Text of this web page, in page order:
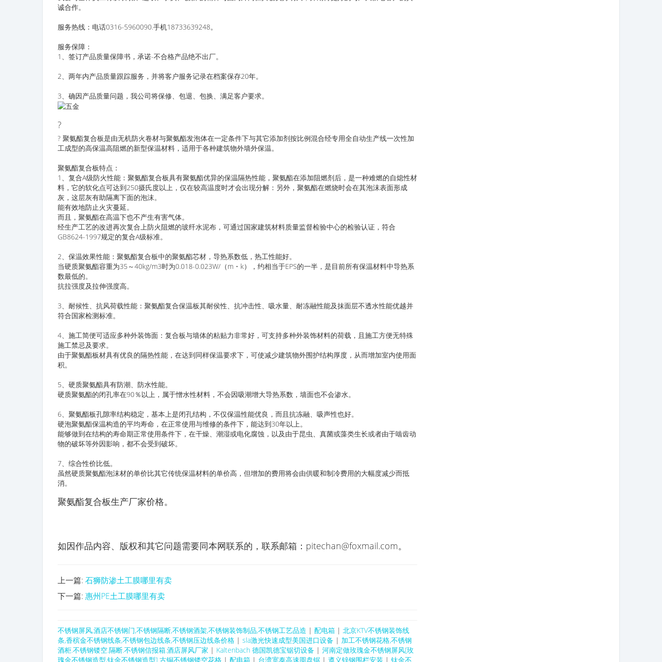
诚合作。
服务热线：电话0316-5960090.手机18733639248。
服务保障：
1、签订产品质量保障书，承诺-不合格产品绝不出厂。
2、两年内产品质量跟踪服务，并将客户服务记录在档案保存20年。
3、确因产品质量问题，我公司将保修、包退、包换、满足客户要求。
?
? 聚氨酯复合板是由无机防火卷材与聚氨酯发泡体在一定条件下与其它添加剂按比例混合经专用全自动生产线一次性加
工成型的高保温高阻燃的新型保温材料，适用于各种建筑物外墙外保温。
聚氨酯复合板特点：
1、复合A级防火性能：聚氨酯复合板具有聚氨酯优异的保温隔热性能，聚氨酯在添加阻燃剂后，是一种难燃的自熄性材
料，它的软化点可达到250摄氏度以上，仅在较高温度时才会出现分解：另外，聚氨酯在燃烧时会在其泡沫表面形成
灰，这层灰有助隔离下面的泡沫。
能有效地防止火灾蔓延。
而且，聚氨酯在高温下也不产生有害气体。
经生产工艺的改进再次复合上防火阻燃的玻纤水泥布，可通过国家建筑材料质量监督检验中心的检验认证，符合
GB8624-1997规定的复合A级标准。
2、保温效果性能：聚氨酯复合板中的聚氨酯芯材，导热系数低，热工性能好。
当硬质聚氨酯容重为35～40kg/m3时为0.018-0.023W/（m・k），约相当于EPS的一半，是目前所有保温材料中导热系
数最低的。
抗拉强度及拉伸强度高。
3、耐候性、抗风荷载性能：聚氨酯复合保温板其耐侯性、抗冲击性、吸水量、耐冻融性能及抹面层不透水性能优越并
符合国家检测标准。
4、施工简便可适应多种外装饰面：复合板与墙体的粘贴力非常好，可支持多种外装饰材料的荷载，且施工方便无特殊
施工禁忌及要求。
由于聚氨酯板材具有优良的隔热性能，在达到同样保温要求下，可使减少建筑物外围护结构厚度，从而增加室内使用面
积。
5、硬质聚氨酯具有防潮、防水性能。
硬质聚氨酯的闭孔率在90％以上，属于憎水性材料，不会因吸潮增大导热系数，墙面也不会渗水。
6、聚氨酯板孔隙率结构稳定，基本上是闭孔结构，不仅保温性能优良，而且抗冻融、吸声性也好。
硬泡聚氨酯保温构造的平均寿命，在正常使用与维修的条件下，能达到30年以上。
能够做到在结构的寿命期正常使用条件下，在干燥、潮湿或电化腐蚀，以及由于昆虫、真菌或藻类生长或者由于啮齿动
物的破坏等外因影响，都不会受到破坏。
7、综合性价比低。
虽然硬质聚氨酯泡沫材的单价比其它传统保温材料的单价高，但增加的费用将会由供暖和制冷费用的大幅度减少而抵
消。
聚氨酯复合板生产厂家价格。
如因作品内容、版权和其它问题需要同本网联系的，联系邮箱：pitechan@foxmail.com。
上一篇: 石狮防渗土工膜哪里有卖
下一篇: 惠州PE土工膜哪里有卖
不锈钢屏风,酒店不锈钢门,不锈钢隔断,不锈钢酒架,不锈钢装饰制品,不锈钢工艺品造 | 配电箱 | 北京KTV不锈钢装饰线
条,香槟金不锈钢线条,不锈钢包边线条,不锈钢压边线条价格 | sla激光快速成型美国进口设备 | 加工不锈钢花格,不锈钢
酒柜.不锈钢镂空.隔断.不锈钢信报箱.酒店屏风厂家 | Kaltenbach 德国凯德宝锯切设备 | 河南定做玫瑰金不锈钢屏风[玫
瑰金不锈钢造型,钛金不锈钢造型] 古铜不锈钢镂空花格 | 配电箱 | 台湾宽泰高速圆盘锯 | 遵义锌钢围栏安装 | 钛金不